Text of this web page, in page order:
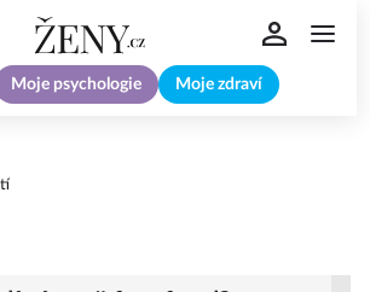
Moje psychologie Moje zdraví